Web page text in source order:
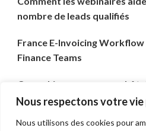
Nous respectons votre vie
Nous utilisons des cookies pour
nombre de leads qualifiés
France E-Invoicing
Finance Teams
Coworking, open space,
utilisateurs MacBook